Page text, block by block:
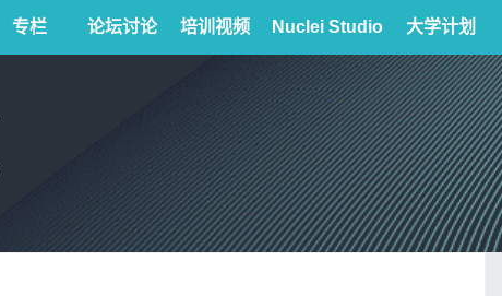
专栏 论坛讨论 培训视频 Nuclei Studio 大学计划